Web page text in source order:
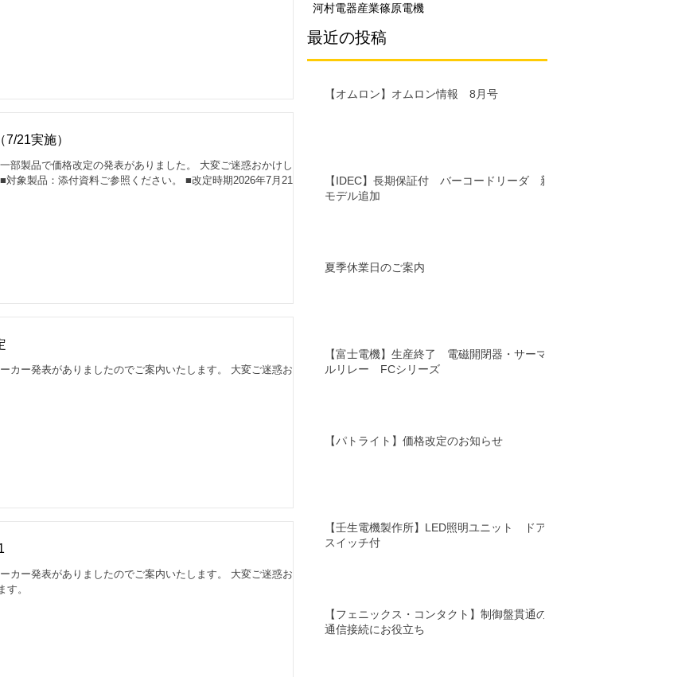
21実施）
部製品で価格改定の発表がありました。 大変ご迷惑おかけしま
象製品：添付資料ご参照ください。 ■改定時期2026年7月21日
カー発表がありましたのでご案内いたします。 大変ご迷惑おか
カー発表がありましたのでご案内いたします。 大変ご迷惑おか
。
河村電器産業篠原電機
最近の投稿
【オムロン】オムロン情報 8月号
【IDEC】長期保証付 バーコードリーダ 新
モデル追加
夏季休業日のご案内
【富士電機】生産終了 電磁開閉器・サーマ
ルリレー FCシリーズ
【パトライト】価格改定のお知らせ
【壬生電機製作所】LED照明ユニット ドア
スイッチ付
【フェニックス・コンタクト】制御盤貫通の
通信接続にお役立ち